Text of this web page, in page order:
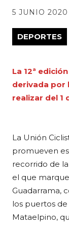
5 JUNIO 2020
DEPORTES
La 12ª
derivada por
realizar del 1
La Unión
promueven
recorrido de
el que
Guadarrama,
los puertos
Mataelpino,